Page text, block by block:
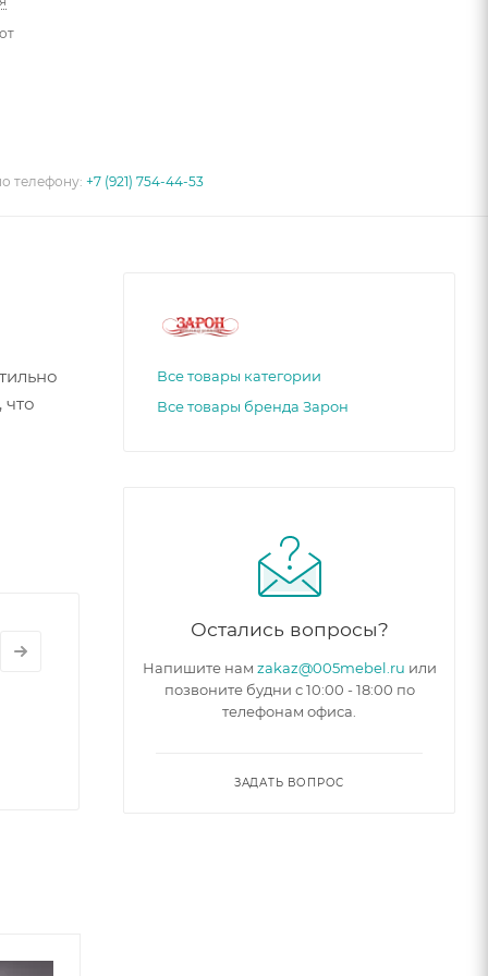
телефону:+7 (921) 754-44-53
Все товары категории
Все товары бренда Зарон
Остались вопросы?
Напишите нам zakaz@005mebel.ru или
позвоните будни с 10:00 - 18:00 по
телефонам офиса.
ЗАДАТЬ ВОПРОС